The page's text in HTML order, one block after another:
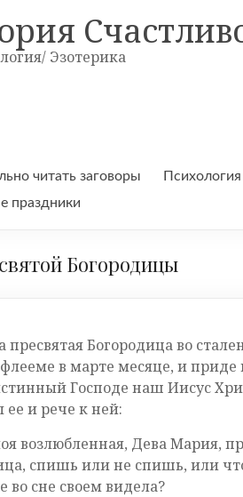
Эзотерика
читать заговоры Психология
праздники
Богородицы
пресвятая Богородица во
в марте месяце, и приде
Господе наш Иисус
ее и рече к ней:
возлюбленная, Дева Мария,
спишь или не спишь, или
во сне своем видела?